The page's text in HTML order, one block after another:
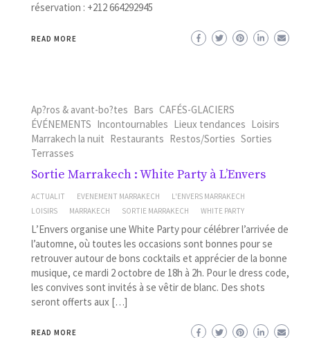
réservation : +212 664292945
READ MORE
Ap?ros & avant-bo?tes Bars CAFÉS-GLACIERS
ÉVÉNEMENTS Incontournables Lieux tendances Loisirs
Marrakech la nuit Restaurants Restos/Sorties Sorties
Terrasses
Sortie Marrakech : White Party à L’Envers
ACTUALIT EVENEMENT MARRAKECH
L'ENVERS MARRAKECH
LOISIRS
MARRAKECH SORTIE MARRAKECH WHITE PARTY
L’Envers organise une White Party pour célébrer l’arrivée de
l’automne, où toutes les occasions sont bonnes pour se
retrouver autour de bons cocktails et apprécier de la bonne
musique, ce mardi 2 octobre de 18h à 2h. Pour le dress code,
les convives sont invités à se vêtir de blanc. Des shots
seront offerts aux […]
READ MORE